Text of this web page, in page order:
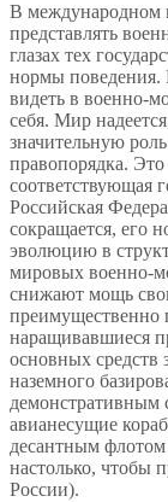
В международном
представлять
глазах тех
нормы поведения.
видеть в военно-
себя. Мир
значительную
правопорядка. Это
соответствующая
Российская
сокращается, его
эволюцию в
мировых военно-
снижают мощь
наращивавшиеся
основных
наземного
авианесущие
десантным
настолько, чтобы
России).